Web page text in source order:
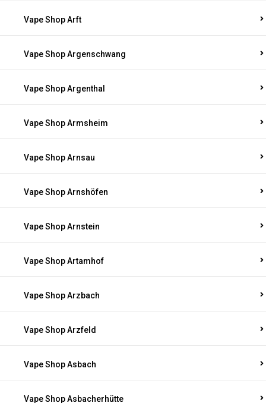
Vape Shop Arft
Vape Shop Argenschwang
Vape Shop Argenthal
Vape Shop Armsheim
Vape Shop Arnsau
Vape Shop Arnshöfen
Vape Shop Arnstein
Vape Shop Artamhof
Vape Shop Arzbach
Vape Shop Arzfeld
Vape Shop Asbach
Vape Shop Asbacherhütte